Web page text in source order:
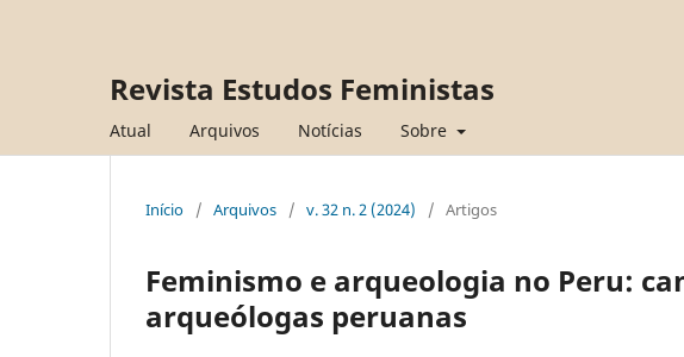
Revista Estudos Feministas
Atual Arquivos Notícias Sobre
Início / Arquivos / v. 32 n. 2 (2024) / Artigos
Feminismo e arqueologia no Peru:
arqueólogas peruanas